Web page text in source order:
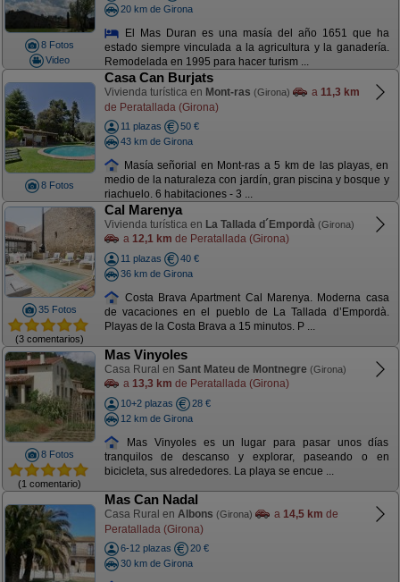
8 Fotos
Video
20 km de Girona
El Mas Duran es una masía del año 1651 que ha
estado siempre vinculada a la agricultura y la ganadería.
Remodelada en 1995 para hacer turism ...
8 Fotos
Casa Can Burjats
Vivienda turística en Mont-ras (Girona) a 11,3 km
de Peratallada (Girona)
11 plazas
50 €
43 km de Girona
Masía señorial en Mont-ras a 5 km de las playas, en
medio de la naturaleza con jardín, gran piscina y bosque y
riachuelo. 6 habitaciones - 3 ...
35 Fotos
(3 comentarios)
Cal Marenya
Vivienda turística en La Tallada d´Empordà (Girona)
a 12,1 km de Peratallada (Girona)
11 plazas
40 €
36 km de Girona
Costa Brava Apartment Cal Marenya. Moderna casa
de vacaciones en el pueblo de La Tallada d’Empordà.
Playas de la Costa Brava a 15 minutos. P ...
8 Fotos
(1 comentario)
Mas Vinyoles
Casa Rural en Sant Mateu de Montnegre (Girona)
a 13,3 km de Peratallada (Girona)
10+2 plazas
28 €
12 km de Girona
Mas Vinyoles es un lugar para pasar unos días
tranquilos de descanso y explorar, paseando o en
bicicleta, sus alrededores. La playa se encue ...
Mas Can Nadal
Casa Rural en Albons (Girona) a 14,5 km de
Peratallada (Girona)
6-12 plazas
20 €
30 km de Girona